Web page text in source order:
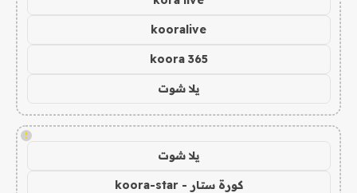
kooralive
koora 365
يلا شوت
!
يلا شوت
كورة ستار - koora-star